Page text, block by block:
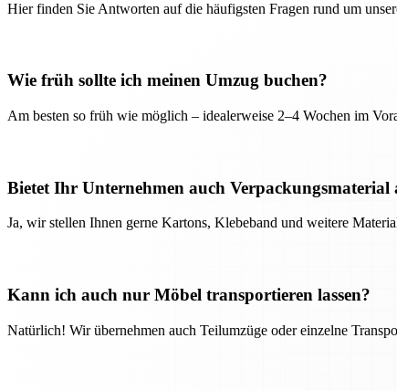
Hier finden Sie Antworten auf die häufigsten Fragen rund um
Wie früh sollte ich meinen Umzug buchen?
Am besten so früh wie möglich – idealerweise 2–4 Wochen im
Bietet Ihr Unternehmen auch Verpackungsmaterial
Ja, wir stellen Ihnen gerne Kartons, Klebeband und weitere
Kann ich auch nur Möbel transportieren lassen?
Natürlich! Wir übernehmen auch Teilumzüge oder einzelne